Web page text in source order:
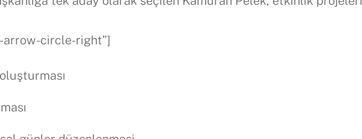
circle-right”]